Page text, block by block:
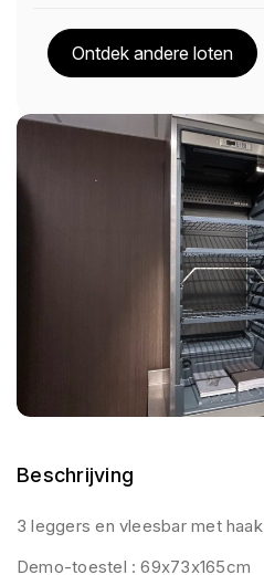
Beschrijving
3 leggers en vleesbar met haak
Demo-toestel : 69x73x165cm
Ontdek andere loten